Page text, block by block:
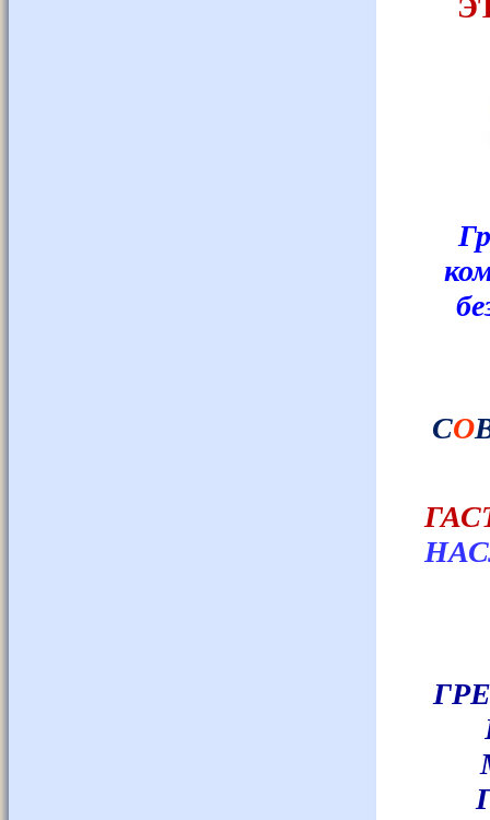
СО